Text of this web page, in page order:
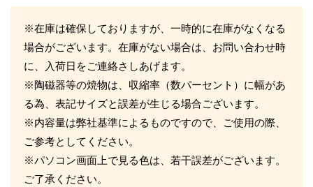
※在庫は確保しておりますが、一時的に在庫がなくなる
場合がございます。在庫がない場合は、お問い合わせ時
に、入荷日をご連絡さしあげます。
※陶磁器等の焼物は、収縮率（数パーセント）に幅があ
る為、表記サイズと誤差が生じる場合ございます。
※内容量は弊社基準によるものですので、ご使用の際、
ご参考としてください。
※パソコン画面上で見る色は、若干誤差がございます。
ご了承ください。